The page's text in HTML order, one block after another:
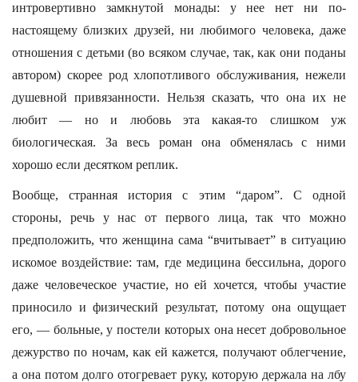
интровертивно замкнутой монады: у нее нет ни по-
настоящему близких друзей, ни любимого человека, даже
отношения с детьми (во всяком случае, так, как они поданы
автором) скорее род хлопотливого обслуживания, нежели
душевной привязанности. Нельзя сказать, что она их не
любит — но и любовь эта какая-то слишком уж
биологическая. За весь роман она обменялась с ними
хорошо если десятком реплик.
Вообще, странная история с этим “даром”. С одной
стороны, речь у нас от первого лица, так что можно
предположить, что женщина сама “вчитывает” в ситуацию
искомое воздействие: там, где медицина бессильна, дорого
даже человеческое участие, но ей хочется, чтобы участие
приносило и физический результат, потому она ощущает
его, — больные, у постели которых она несет добровольное
дежурство по ночам, как ей кажется, получают облегчение,
а она потом долго отогревает руку, которую держала на лбу